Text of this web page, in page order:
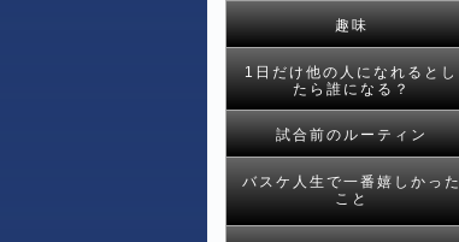
趣味
1日だけ他の人になれるとし
たら誰になる？
試合前のルーティン
バスケ人生で一番嬉しかった
こと